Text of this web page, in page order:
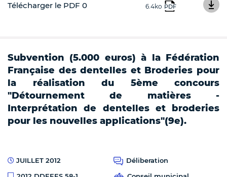
Télécharger le PDF 0 6.4ko PDF
Subvention (5.000 euros) à la Fédération
Française des dentelles et Broderies pour
la réalisation du 5ème concours
"Détournement de matières -
Interprétation de dentelles et broderies
pour les nouvelles applications"(9e).
JUILLET 2012
Déliberation